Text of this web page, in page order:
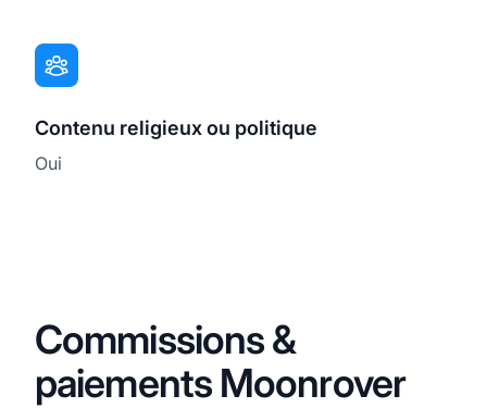
Contenu religieux ou politique
Oui
Commissions &
paiements Moonrover